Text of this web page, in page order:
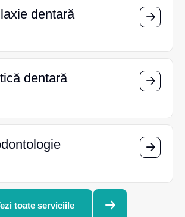
dentară
dentară
dentară
dentară
toate serviciile